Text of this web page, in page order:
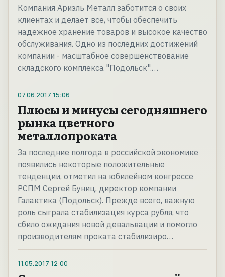
Компания Ариэль Металл заботится о своих
клиентах и делает все, чтобы обеспечить
надежное хранение товаров и высокое качество
обслуживания. Одно из последних достижений
компании - масштабное совершенствование
складского комплекса "Подольск".…
07.06.2017 15:06
Плюсы и минусы сегодняшнего
рынка цветного
металлопроката
За последние полгода в российской экономике
появились некоторые положительные
тенденции, отметил на юбилейном конгрессе
РСПМ Сергей Буниц, директор компании
Галактика (Подольск). Прежде всего, важную
роль сыграла стабилизация курса рубля, что
сбило ожидания новой девальвации и помогло
производителям проката стабилизиро…
11.05.2017 12:00